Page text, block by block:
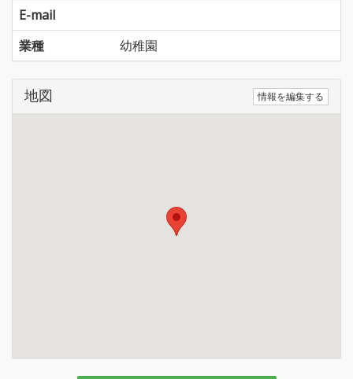
E-mail
業種
幼稚園
地図 情報を編集する